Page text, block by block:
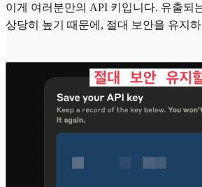
이게 여러분만의 API 키입니다. 유출되
상당히 높기 때문에, 절대 보안을 유지